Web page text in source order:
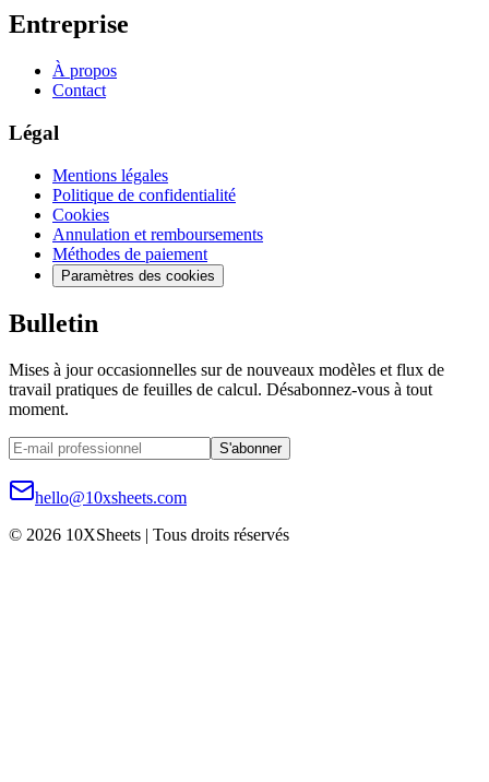
Entreprise
À propos
Contact
Légal
Mentions légales
Politique de confidentialité
Cookies
Annulation et remboursements
Méthodes de paiement
Paramètres des cookies
Bulletin
Mises à jour occasionnelles sur de nouveaux modèles et flux de
travail pratiques de feuilles de calcul. Désabonnez-vous à tout
moment.
S'abonner
hello@10xsheets.com
© 2026 10XSheets | Tous droits réservés